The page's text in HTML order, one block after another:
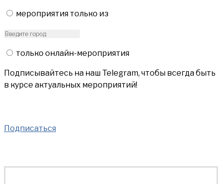
мероприятия только из
только онлайн-мероприятия
Подписывайтесь на наш Telegram, чтобы всегда быть
в курсе актуальных мероприятий!
Подписаться